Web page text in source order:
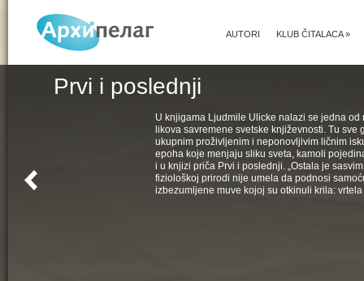
KLUB ČITALACA»
AUTORI
Prvi i poslednji
U knjigama Ljudmile Ulicke nalazi se jedna
likova savremene svetske književnosti. Tu sve
ukupnim proživljenim i neponovljivim ličnim
epoha koje menjaju sliku sveta, kamoli
i u knjizi priča Prvi i poslednji. „Ostala je
fiziološkoj prirodi nije umela da podnosi
izbezumljene muve kojoj su otkinuli krila: